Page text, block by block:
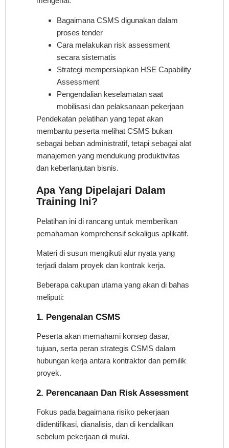
Bagaimana CSMS digunakan dalam
proses tender
Cara melakukan risk assessment
secara sistematis
Strategi mempersiapkan HSE Capability
Assessment
Pengendalian keselamatan saat
mobilisasi dan pelaksanaan pekerjaan
Pendekatan pelatihan yang tepat akan
membantu peserta melihat CSMS bukan
sebagai beban administratif, tetapi sebagai alat
manajemen yang mendukung produktivitas
dan keberlanjutan bisnis.
Apa Yang Dipelajari Dalam
Training Ini?
Pelatihan ini di rancang untuk memberikan
pemahaman komprehensif sekaligus aplikatif.
Materi di susun mengikuti alur nyata yang
terjadi dalam proyek dan kontrak kerja.
Beberapa cakupan utama yang akan di bahas
meliputi:
1. Pengenalan CSMS
Peserta akan memahami konsep dasar,
tujuan, serta peran strategis CSMS dalam
hubungan kerja antara kontraktor dan pemilik
proyek.
2. Perencanaan Dan Risk Assessment
Fokus pada bagaimana risiko pekerjaan
diidentifikasi, dianalisis, dan di kendalikan
sebelum pekerjaan di mulai.